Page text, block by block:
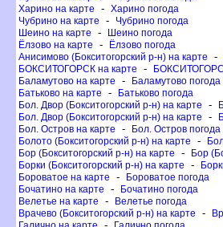
Харино на карте
- Харино погода
Чубрино на карте
-
Чубрино погода
Шеино на карте
-
Шеино погода
Ёлзово на карте
-
Ёлзово погода
Анисимово (Бокситогорский р-н) на карте
-
БОКСИТОГОРСК на карте
-
Баламутово на карте
-
Баламутово погода
Батьково на карте
-
Батьково погода
Бол. Двор (Бокситогорский р-н) на карте
-
Бол. Двор (Бокситогорский р-н) на карте
-
Бол. Остров на карте
-
Бол. Остров погода
Болото (Бокситогорский р-н) на карте
-
Бор (Бокситогорский р-н) на карте
-
Бор
Борки (Бокситогорский р-н) на карте
-
Бороватое на карте
-
Бороватое погода
Бочатино на карте
-
Бочатино погода
елетье на карте
-
елетье погода
рачево (Бокситогорский р-н) на карте
-